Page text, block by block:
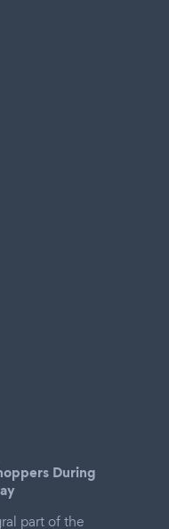
During
part of the